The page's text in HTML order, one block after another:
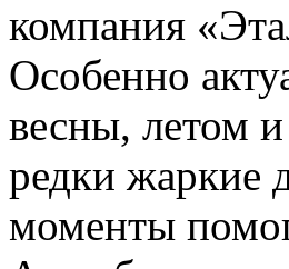
компания
Особенно
весны, летом
редки жаркие
моменты